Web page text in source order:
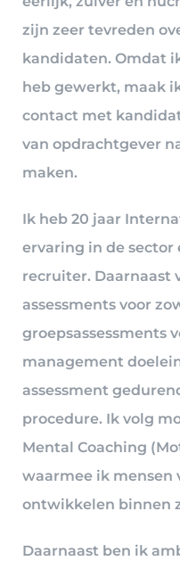
zijn zeer tevreden
kandidaten. Omdat
heb gewerkt, maak
contact met
van opdrachtgever
maken.
Ik heb 20 jaar
ervaring in de sector
recruiter. Daarnaast
assessments voor
groepsassessments
management
assessment
procedure. Ik volg
Mental Coaching
waarmee ik mensen
ontwikkelen binnen
Daarnaast ben ik